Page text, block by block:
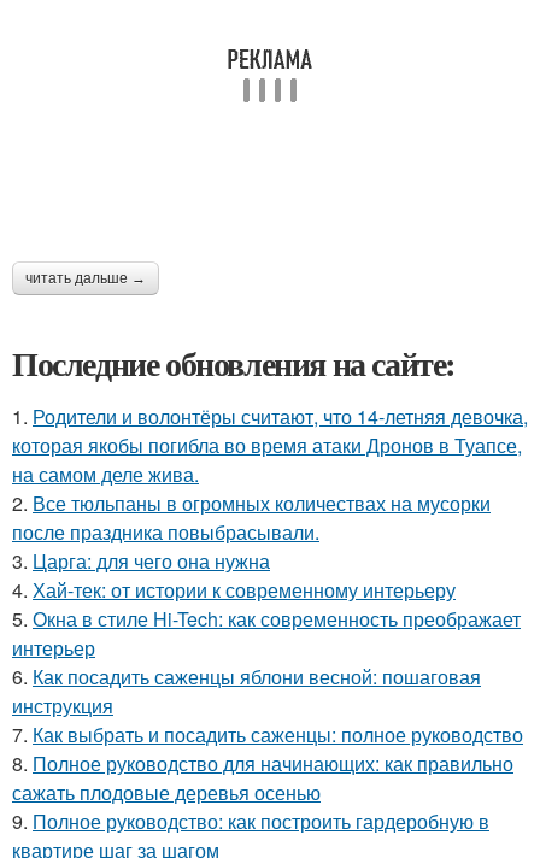
читать дальше →
Последние обновления на сайте:
1. Родители и волонтёры считают, что 14-летняя девочка,
которая якобы погибла во время атаки Дронов в Туапсе,
на самом деле жива.
2. Все тюльпаны в огромных количествах на мусорки
после праздника повыбрасывали.
3. Царга: для чего она нужна
4. Хай-тек: от истории к современному интерьеру
5. Окна в стиле Hi-Tech: как современность преображает
интерьер
6. Как посадить саженцы яблони весной: пошаговая
инструкция
7. Как выбрать и посадить саженцы: полное руководство
8. Полное руководство для начинающих: как правильно
сажать плодовые деревья осенью
9. Полное руководство: как построить гардеробную в
квартире шаг за шагом